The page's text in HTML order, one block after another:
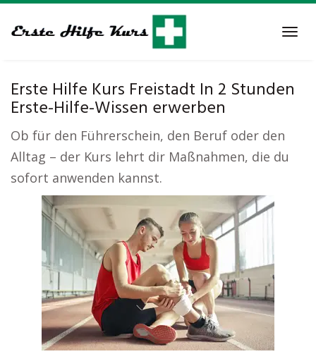
to
Erste Hilfe Kurs Freistadt In 2 Stunden
Erste-Hilfe-Wissen erwerben
Ob für den Führerschein, den Beruf oder den
Alltag – der Kurs lehrt dir Maßnahmen, die du
sofort anwenden kannst.